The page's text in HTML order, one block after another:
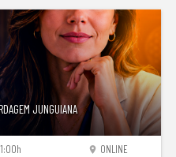
JUNGUIANA
location_on ONLINE